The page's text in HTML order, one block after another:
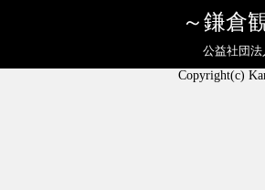
鎌倉
公益社団
Copyright(c)